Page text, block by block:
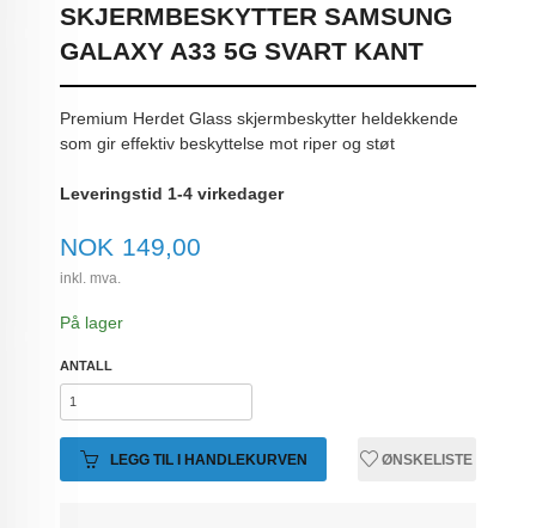
SKJERMBESKYTTER SAMSUNG
GALAXY A33 5G SVART KANT
Premium Herdet Glass skjermbeskytter heldekkende
som gir effektiv beskyttelse mot riper og støt
Leveringstid 1-4 virkedager
Pris
NOK 149,00
inkl. mva.
På lager
ANTALL
LEGG TIL I HANDLEKURVEN ØNSKELISTE